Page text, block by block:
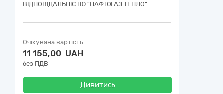
ВІДПОВІДАЛЬНІСТЮ "НАФТОГАЗ ТЕПЛО"
Очікувана вартість
11 155,00 UAH
без ПДВ
Дивитись